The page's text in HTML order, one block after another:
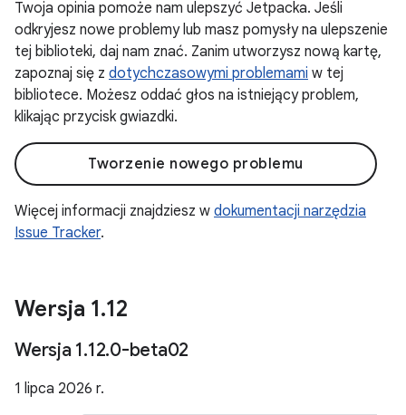
Twoja opinia pomoże nam ulepszyć Jetpacka. Jeśli
odkryjesz nowe problemy lub masz pomysły na ulepszenie
tej biblioteki, daj nam znać. Zanim utworzysz nową kartę,
zapoznaj się z dotychczasowymi problemami w tej
bibliotece. Możesz oddać głos na istniejący problem,
klikając przycisk gwiazdki.
Tworzenie nowego problemu
Więcej informacji znajdziesz w dokumentacji narzędzia
Issue Tracker.
Wersja 1.12
Wersja 1.12.0-beta02
1 lipca 2026 r.